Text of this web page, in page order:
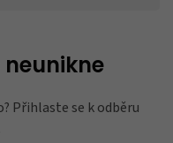
neunikne
Přihlaste se k odběru